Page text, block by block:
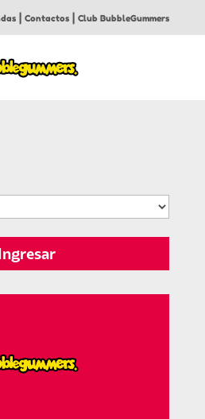
|Contactos |Club BubbleGummers